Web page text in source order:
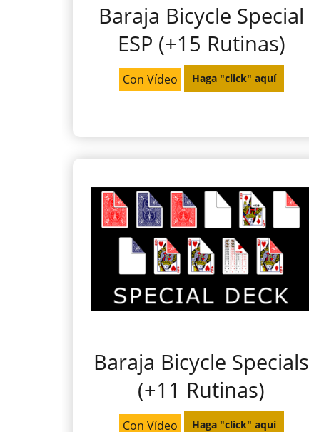
Baraja Bicycle Special
ESP (+15 Rutinas)
Con Vídeo Haga "click" aquí
Baraja Bicycle Specials
(+11 Rutinas)
Con Vídeo Haga "click" aquí